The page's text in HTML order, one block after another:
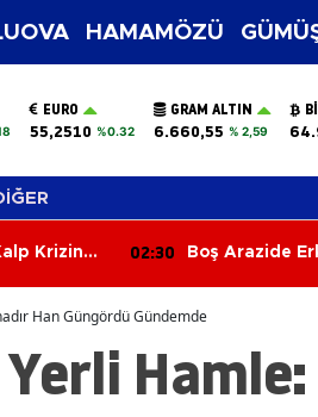
HAMAMÖZÜ
EURO
55,2510 %0.32
GRAM ALTIN
6.660,55 % 2,59
Krizine
02:30
Boş Arazide
Han Güngördü Gündemde